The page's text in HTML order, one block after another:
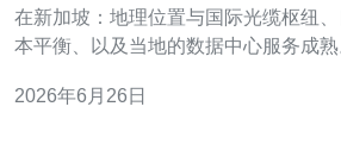
在新加坡：地理位置与国际光缆枢纽
本平衡、以及当地的数据中心服务成
域名解析、CDN与DDoS防御等角度给
2026年6月26日